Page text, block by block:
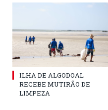
ILHA DE ALGODOAL
RECEBE MUTIRÃO DE
LIMPEZA